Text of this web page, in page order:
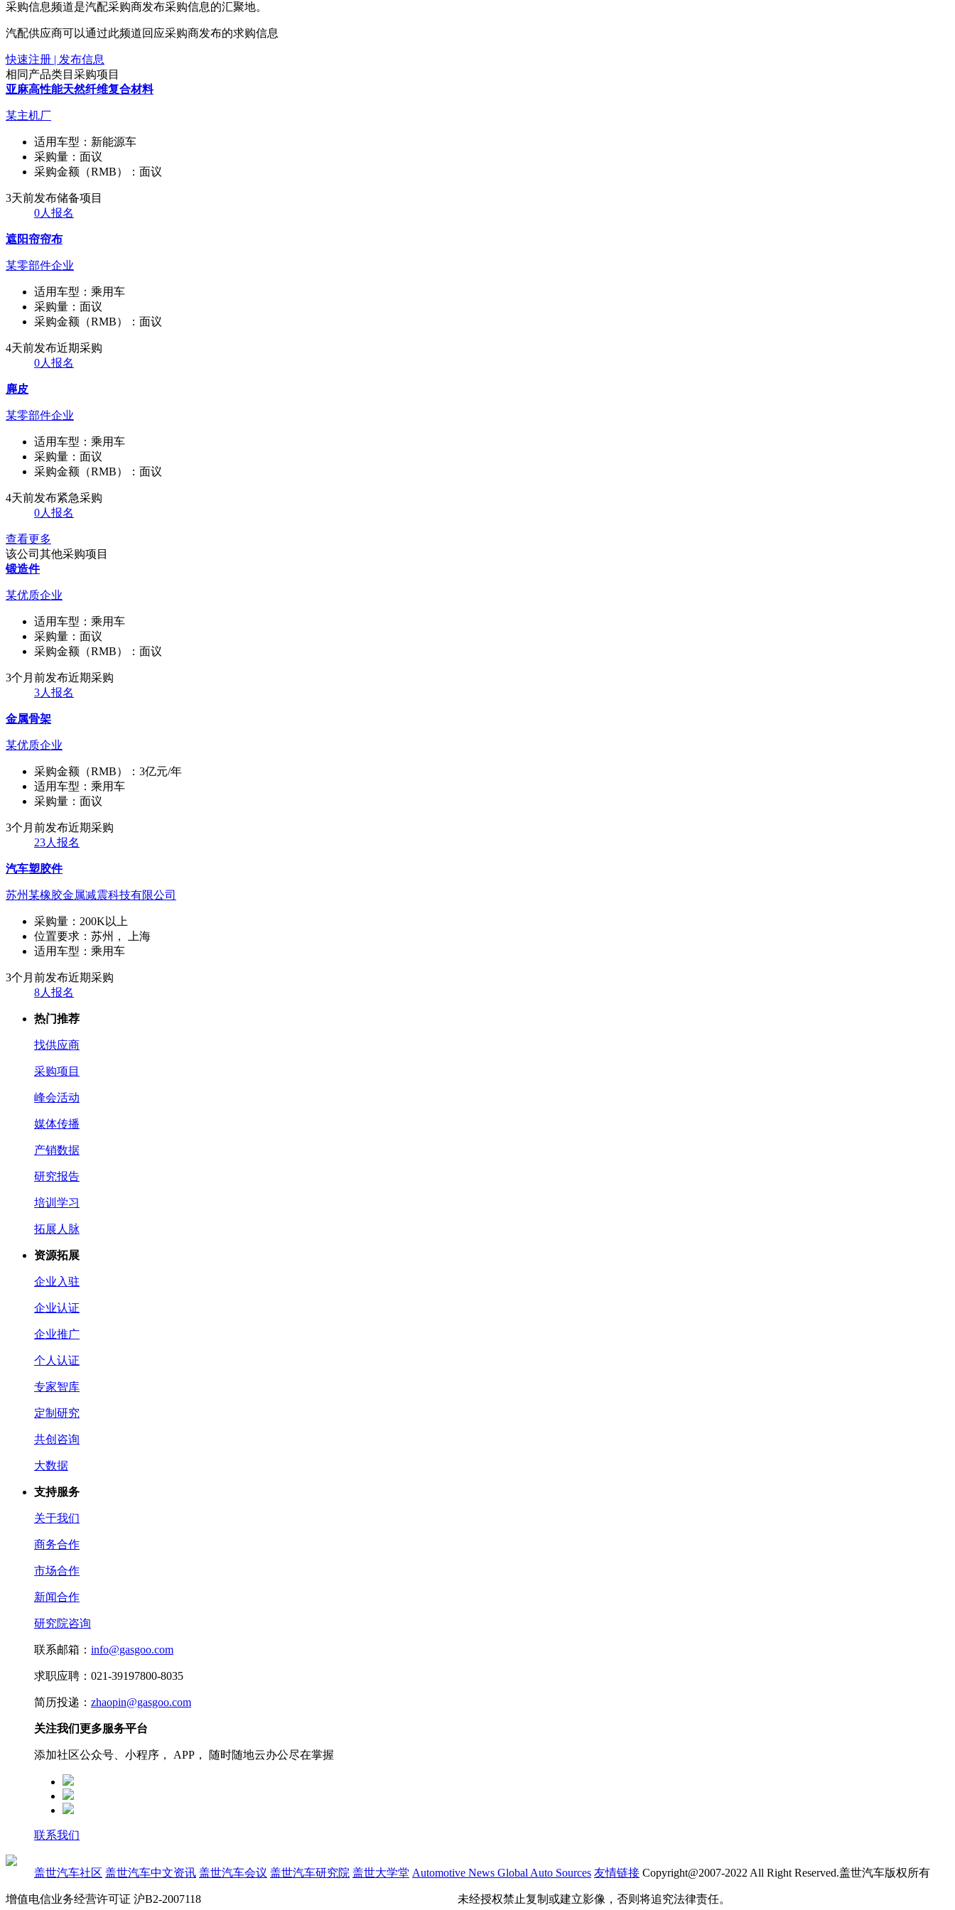
采购信息频道是汽配采购商发布采购信息的汇聚地。
汽配供应商可以通过此频道回应采购商发布的求购信息
快速注册 | 发布信息
相同产品类目采购项目
亚麻高性能天然纤维复合材料
某主机厂
适用车型： 新能源车
采购量： 面议
采购金额（RMB）： 面议
3天前发布储备项目
0人报名
遮阳帘帘布
某零部件企业
适用车型： 乘用车
采购量： 面议
采购金额（RMB）： 面议
4天前发布近期采购
0人报名
麂皮
某零部件企业
适用车型： 乘用车
采购量： 面议
采购金额（RMB）： 面议
4天前发布紧急采购
0人报名
查看更多
该公司其他采购项目
锻造件
某优质企业
适用车型： 乘用车
采购量： 面议
采购金额（RMB）： 面议
3个月前发布近期采购
3人报名
金属骨架
某优质企业
采购金额（RMB）： 3亿元/年
适用车型： 乘用车
采购量： 面议
3个月前发布近期采购
23人报名
汽车塑胶件
苏州某橡胶金属减震科技有限公司
采购量： 200K以上
位置要求： 苏州， 上海
适用车型： 乘用车
3个月前发布近期采购
8人报名
热门推荐
找供应商
采购项目
峰会活动
媒体传播
产销数据
研究报告
培训学习
拓展人脉
资源拓展
企业入驻
企业认证
企业推广
个人认证
专家智库
定制研究
共创咨询
大数据
支持服务
关于我们
商务合作
市场合作
新闻合作
研究院咨询
联系邮箱： info@gasgoo.com
求职应聘：021-39197800-8035
简历投递： zhaopin@gasgoo.com
关注我们更多服务平台
添加社区公众号、小程序， APP， 随时随地云办公尽在掌握
联系我们
盖世汽车社区 盖世汽车中文资讯 盖世汽车会议 盖世汽车研究院 盖世大学堂 Automotive News Global Auto Sources 友情链接 Copyright@2007-2022 All Right Reserved.盖世汽车版权所有
增值电信业务经营许可证 沪B2-2007118 未经授权禁止复制或建立影像，否则将追究法律责任。